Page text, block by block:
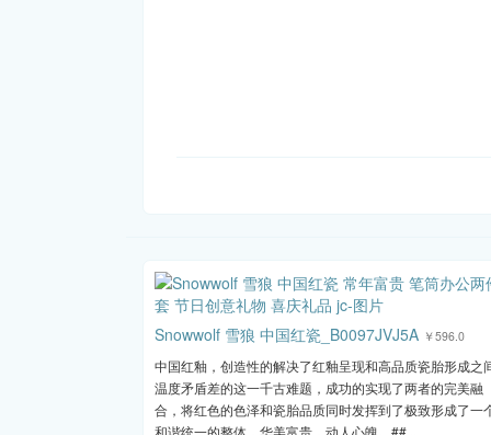
Snowwolf 雪狼 中国红瓷_B0097JVJ5A ￥596.0
中国红釉，创造性的解决了红釉呈现和高品质瓷胎形成之
温度矛盾差的这一千古难题，成功的实现了两者的完美融
合，将红色的色泽和瓷胎品质同时发挥到了极致形成了一